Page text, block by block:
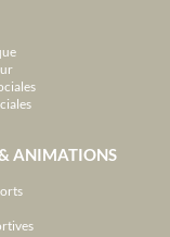
ANIMATIONS